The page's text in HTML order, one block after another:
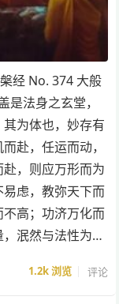
经 No. 374 大般
法身之玄堂，
为体也，妙存有
赴，任运而动，
，则应万形而为
虑，教弥天下而
高；功济万化而
，泯然与法性为…
1.2k浏览 评论